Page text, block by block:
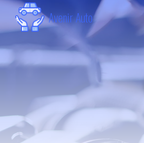
Avenir Auto
Panneau de gestion des cookies